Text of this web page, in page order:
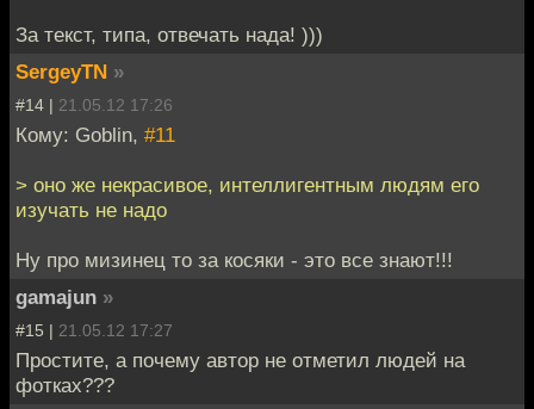
За текст, типа, отвечать нада! )))
SergeyTN »
#14 | 21.05.12 17:26
Кому: Goblin, #11
> оно же некрасивое, интеллигентным людям его
изучать не надо
Ну про мизинец то за косяки - это все знают!!!
gamajun »
#15 | 21.05.12 17:27
Простите, а почему автор не отметил людей на
фотках???